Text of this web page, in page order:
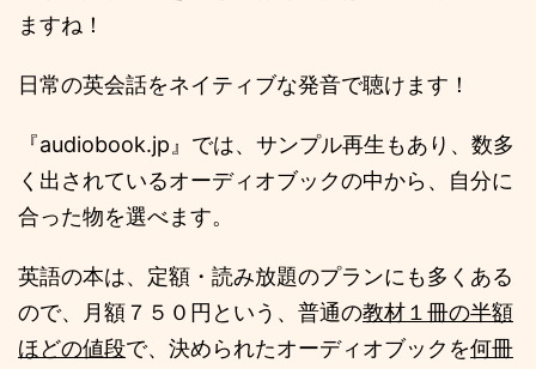
ますね！
日常の英会話をネイティブな発音で聴けます！
『audiobook.jp』では、サンプル再生もあり、数多
く出されているオーディオブックの中から、自分に
合った物を選べます。
英語の本は、定額・読み放題のプランにも多くある
ので、月額７５０円という、普通の教材１冊の半額
ほどの値段で、決められたオーディオブックを何冊